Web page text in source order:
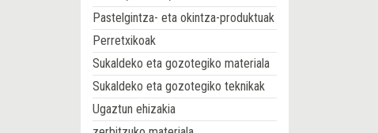
Pastelgintza- eta okintza-produktuak
Perretxikoak
Sukaldeko eta gozotegiko materiala
Sukaldeko eta gozotegiko teknikak
Ugaztun ehizakia